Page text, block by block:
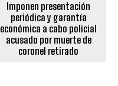
Imponen presentación
periódica y garantía
económica a cabo policial
acusado por muerte de
coronel retirado